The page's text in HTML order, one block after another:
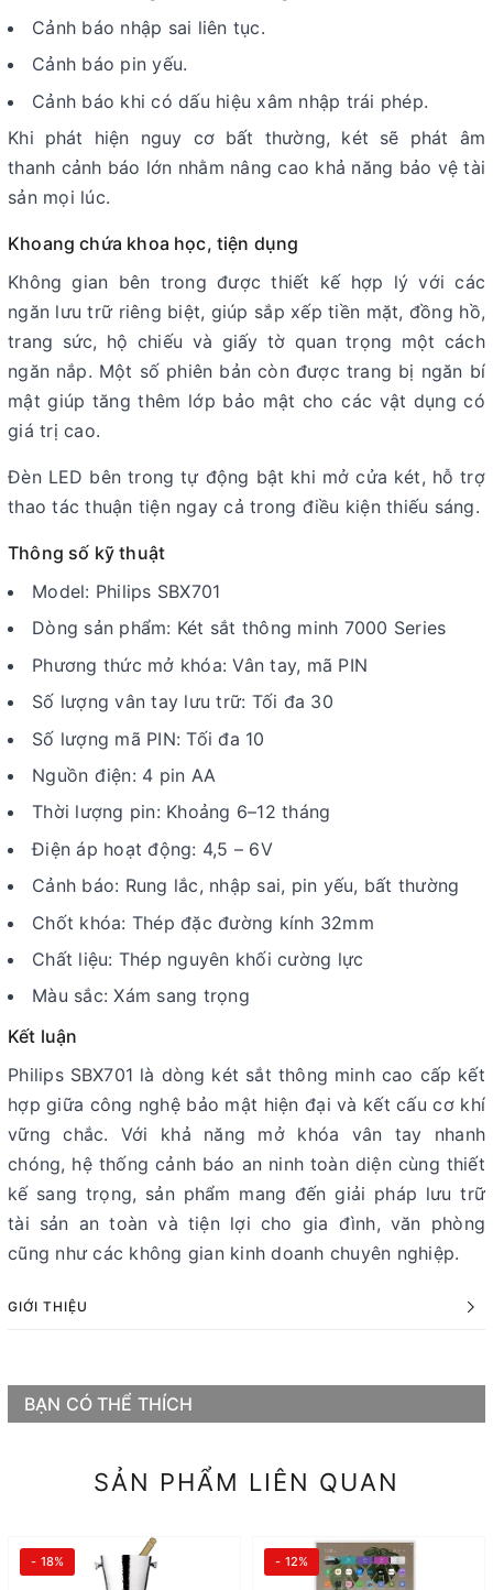
Cảnh báo nhập sai liên tục.
Cảnh báo pin yếu.
Cảnh báo khi có dấu hiệu xâm nhập trái phép.
Khi phát hiện nguy cơ bất thường, két sẽ phát âm
thanh cảnh báo lớn nhằm nâng cao khả năng bảo vệ tài
sản mọi lúc.
Khoang chứa khoa học, tiện dụng
Không gian bên trong được thiết kế hợp lý với các
ngăn lưu trữ riêng biệt, giúp sắp xếp tiền mặt, đồng hồ,
trang sức, hộ chiếu và giấy tờ quan trọng một cách
ngăn nắp. Một số phiên bản còn được trang bị ngăn bí
mật giúp tăng thêm lớp bảo mật cho các vật dụng có
giá trị cao.
Đèn LED bên trong tự động bật khi mở cửa két, hỗ trợ
thao tác thuận tiện ngay cả trong điều kiện thiếu sáng.
Thông số kỹ thuật
Model: Philips SBX701
Dòng sản phẩm: Két sắt thông minh 7000 Series
Phương thức mở khóa: Vân tay, mã PIN
Số lượng vân tay lưu trữ: Tối đa 30
Số lượng mã PIN: Tối đa 10
Nguồn điện: 4 pin AA
Thời lượng pin: Khoảng 6–12 tháng
Điện áp hoạt động: 4,5 – 6V
Cảnh báo: Rung lắc, nhập sai, pin yếu, bất thường
Chốt khóa: Thép đặc đường kính 32mm
Chất liệu: Thép nguyên khối cường lực
Màu sắc: Xám sang trọng
Kết luận
Philips SBX701 là dòng két sắt thông minh cao cấp kết
hợp giữa công nghệ bảo mật hiện đại và kết cấu cơ khí
vững chắc. Với khả năng mở khóa vân tay nhanh
chóng, hệ thống cảnh báo an ninh toàn diện cùng thiết
kế sang trọng, sản phẩm mang đến giải pháp lưu trữ
tài sản an toàn và tiện lợi cho gia đình, văn phòng
cũng như các không gian kinh doanh chuyên nghiệp.
GIỚI THIỆU
BẠN CÓ THỂ THÍCH
SẢN PHẨM LIÊN QUAN
- 18% - 12%